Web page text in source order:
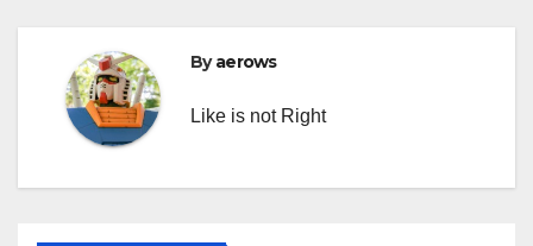
Byaerows
Like is not Right